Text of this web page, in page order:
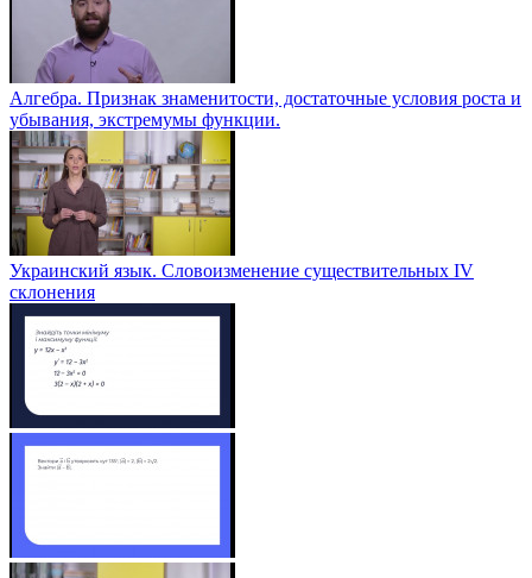
Алгебра. Признак знаменитости, достаточные условия роста и
убывания, экстремумы функции.
Украинский язык. Словоизменение существительных IV
склонения